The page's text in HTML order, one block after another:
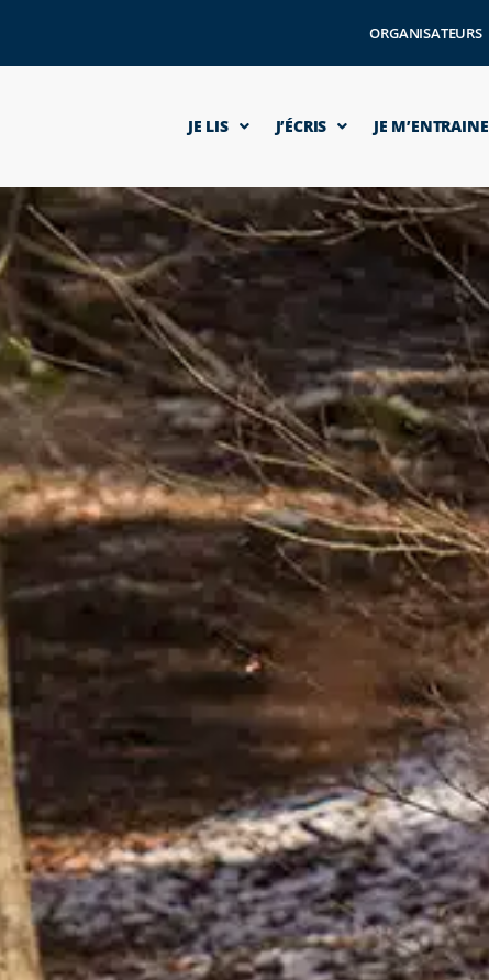
ORGANISATEURS
JE LIS J’ÉCRIS JE M’ENTRAINE